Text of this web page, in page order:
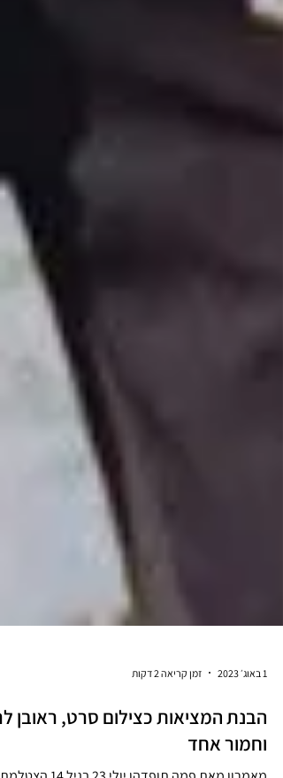
1 באוג׳ 2023 זמן קריאה 2 דקות
הבנת המציאות כצילום סרט, ראובן